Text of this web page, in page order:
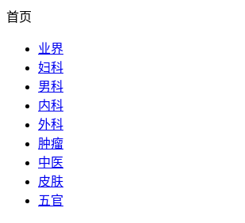
首页
业界
妇科
男科
内科
外科
肿瘤
中医
皮肤
五官